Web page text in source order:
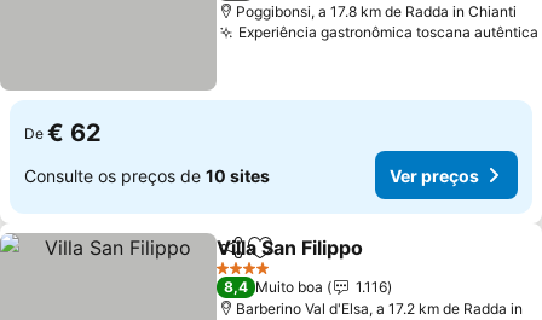
Poggibonsi, a 17.8 km de Radda in Chianti
Experiência gastronômica toscana autêntica
De € 62
Consulte os preços de 10 sites Ver preços
PartilharAdicionar aos favoritos
Villa San Filippo
4 Estrelas
8,4 Muito boa
1.116
Barberino Val d'Elsa, a 17.2 km de Radda in